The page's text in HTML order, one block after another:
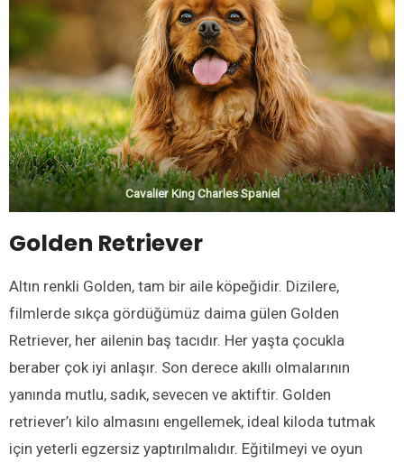
Cavalier King Charles Spaniel
Golden Retriever
Altın renkli Golden, tam bir aile köpeğidir. Dizilere,
filmlerde sıkça gördüğümüz daima gülen Golden
Retriever, her ailenin baş tacıdır. Her yaşta çocukla
beraber çok iyi anlaşır. Son derece akıllı olmalarının
yanında mutlu, sadık, sevecen ve aktiftir. Golden
retriever’ı kilo almasını engellemek, ideal kiloda tutmak
için yeterli egzersiz yaptırılmalıdır. Eğitilmeyi ve oyun